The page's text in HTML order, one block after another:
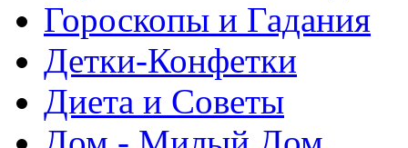
Гороскопы и Гадания
Детки-Конфетки
Диета и Советы